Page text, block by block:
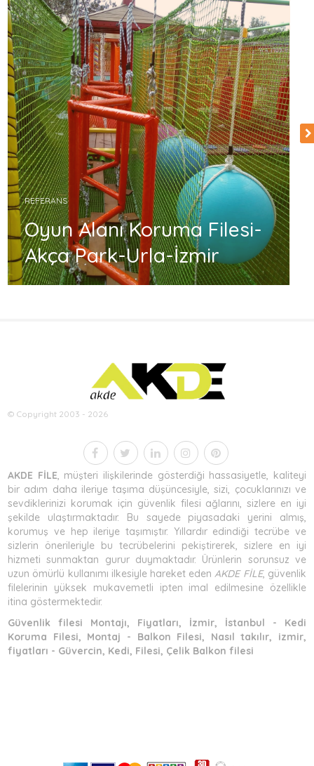
REFERANS
Oyun Alanı Koruma Filesi-
Akça Park-Urla-İzmir
© Copyright 2003 - 2026
AKDE FİLE, müşteri ilişkilerinde gösterdiği hassasiyetle, kaliteyi
bir adım daha ileriye taşıma düşüncesiyle, sizi, çocuklarınızı ve
sevdiklerinizi korumak için güvenlik filesi ağlarını, sizlere en iyi
şekilde ulaştırmaktadır. Bu sayede piyasadaki yerini almış,
korumuş ve hep ileriye taşımıştır. Yıllardır edindiği tecrübe ve
sizlerin önerileriyle bu tecrübelerini pekiştirerek, sizlere en iyi
hizmeti sunmaktan gurur duymaktadır. Ürünlerin sorunsuz ve
uzun ömürlü kullanımı ilkesiyle hareket edenAKDE FİLE, güvenlik
filelerinin yüksek mukavemetli ipten imal edilmesine özellikle
itina göstermektedir.
Güvenlik filesi Montajı, Fiyatları, İzmir, İstanbul - Kedi
Koruma Filesi, Montaj - Balkon Filesi, Nasıl takılır, izmir,
fiyatları - Güvercin, Kedi, Filesi, Çelik Balkon filesi